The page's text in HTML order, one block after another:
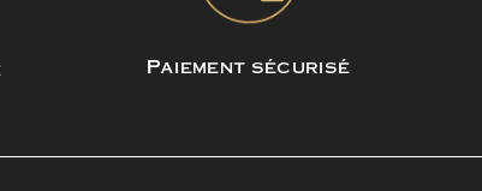
Paiement sécurisé